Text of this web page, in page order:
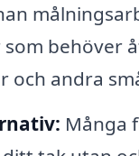
behöver
och andra
Många